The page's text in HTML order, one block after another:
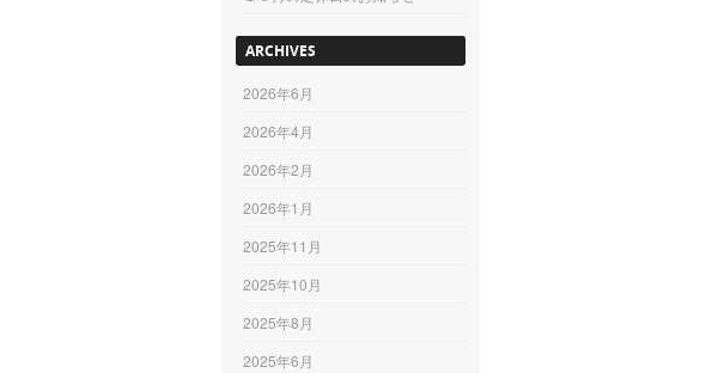
ARCHIVES
2026年6月
2026年4月
2026年2月
2026年1月
2025年11月
2025年10月
2025年8月
2025年6月